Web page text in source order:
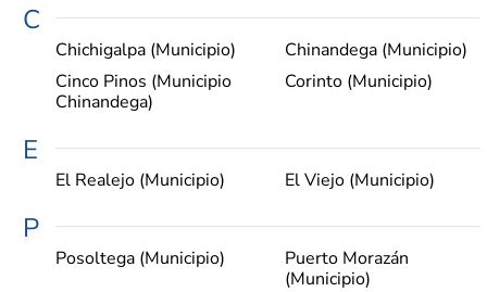
C
Chichigalpa (Municipio)
Chinandega (Municipio)
Cinco Pinos (Municipio
Chinandega)
Corinto (Municipio)
E
El Realejo (Municipio) El Viejo (Municipio)
P
Posoltega (Municipio)
Puerto Morazán
(Municipio)